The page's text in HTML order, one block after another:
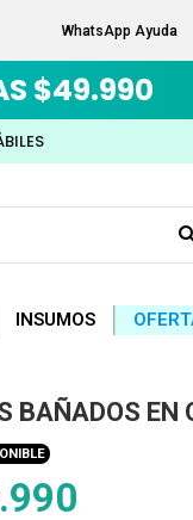
WhatsApp Ayuda
$49.990
INSUMOS
BAÑADOS EN